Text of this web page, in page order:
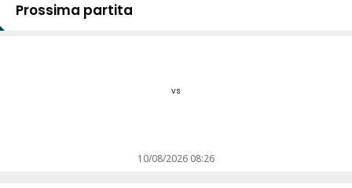
Prossima partita
vs
10/08/2026 08:26